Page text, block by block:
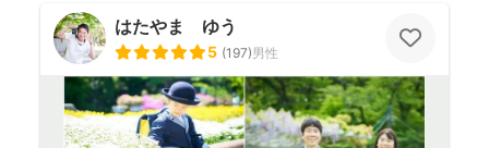
はたやま ゆう
5 (197)男性